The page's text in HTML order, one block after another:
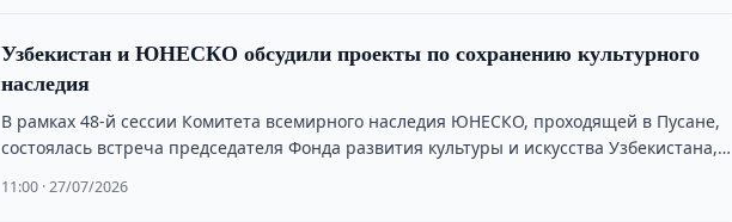
Узбекистан и ЮНЕСКО обсудили проекты по сохранению культурного
наследия
В рамках 48-й сессии Комитета всемирного наследия ЮНЕСКО, проходящей в Пусане,
состоялась встреча председателя Фонда развития культуры и искусства Узбекистана,
11:00 · 27/07/2026